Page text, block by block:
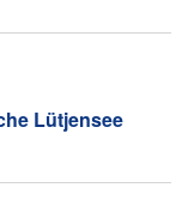
Lütjensee